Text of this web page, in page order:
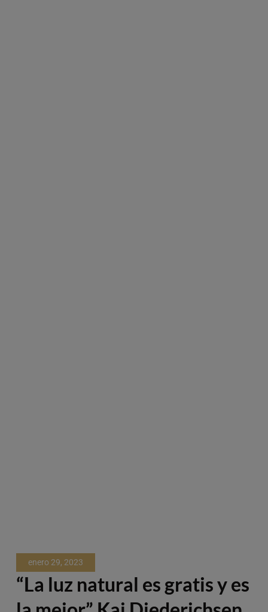
enero 29, 2023
“La luz natural es gratis y es